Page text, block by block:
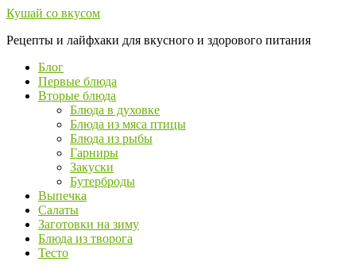
Перейти
контенту
Кушай со вкусом
Рецепты и лайфхаки для вкусного и здорового питания
Блог
Первые блюда
Вторые блюда
Блюда в духовке
Блюда из мяса птицы
Блюда из рыбы
Гарниры
Закуски
Бутерброды
Выпечка
Салаты
Заготовки на зиму
Блюда из творога
Тесто